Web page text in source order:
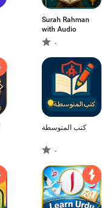
Surah Rahman
with Audio
-
كتب المتوسطة
-